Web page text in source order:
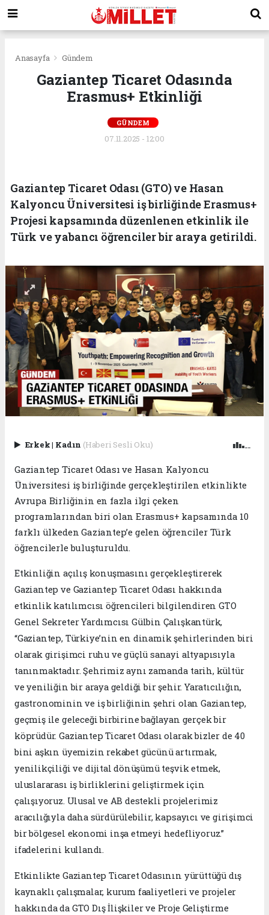
Anasayfa Gündem
Gaziantep Ticaret Odasında
Erasmus+ Etkinliği
GÜNDEM
07.11.2025 - 12:00
Gaziantep Ticaret Odası (GTO) ve Hasan
Kalyoncu Üniversitesi iş birliğinde Erasmus+
Projesi kapsamında düzenlenen etkinlik ile
Türk ve yabancı öğrenciler bir araya getirildi.
Erkek| Kadın (Haberi Sesli Oku)
Gaziantep Ticaret Odası ve Hasan Kalyoncu
Üniversitesi iş birliğinde gerçekleştirilen etkinlikte
Avrupa Birliğinin en fazla ilgi çeken
programlarından biri olan Erasmus+ kapsamında 10
farklı ülkeden Gaziantep’e gelen öğrenciler Türk
öğrencilerle buluşturuldu.
Etkinliğin açılış konuşmasını gerçekleştirerek
Gaziantep ve Gaziantep Ticaret Odası hakkında
etkinlik katılımcısı öğrencileri bilgilendiren GTO
Genel Sekreter Yardımcısı Gülbin Çalışkantürk,
“Gaziantep, Türkiye’nin en dinamik şehirlerinden biri
olarak girişimci ruhu ve güçlü sanayi altyapısıyla
tanınmaktadır. Şehrimiz aynı zamanda tarih, kültür
ve yeniliğin bir araya geldiği bir şehir. Yaratıcılığın,
gastronominin ve iş birliğinin şehri olan Gaziantep,
geçmiş ile geleceği birbirine bağlayan gerçek bir
köprüdür. Gaziantep Ticaret Odası olarak bizler de 40
bini aşkın üyemizin rekabet gücünü artırmak,
yenilikçiliği ve dijital dönüşümü teşvik etmek,
uluslararası iş birliklerini geliştirmek için
çalışıyoruz. Ulusal ve AB destekli projelerimiz
aracılığıyla daha sürdürülebilir, kapsayıcı ve girişimci
bir bölgesel ekonomi inşa etmeyi hedefliyoruz.”
ifadelerini kullandı.
Etkinlikte Gaziantep Ticaret Odasının yürüttüğü dış
kaynaklı çalışmalar, kurum faaliyetleri ve projeler
hakkında da GTO Dış İlişkiler ve Proje Geliştirme